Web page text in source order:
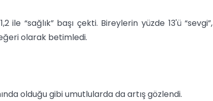
“sağlık” başı çekti. Bireylerin yüzde 13'ü “sevgi”,
olarak betimledi.
olduğu gibi umutlularda da artış gözlendi.